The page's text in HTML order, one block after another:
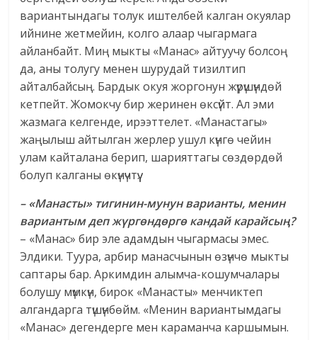
вариантындагы толук иштелбей калган окуялар
ийнине жетмейин, колго алаар чыгармага
айланбайт. Миң мыкты «Манас» айтуучу болсоң
да, аны толугу менен шурудай тизилтип
айталбайсың. Бардык окуя жоргонун жүрүшүндөй
кетпейт. Жомокчу бир жеринен өксүйт. Ал эми
жазмага келгенде, ирээттелет. «Манастагы»
жаңылыш айтылган жерлер ушул күнгө чейин
улам кайталана берип, шарияттагы сөздөрдөй
болуп калганы өкүнүчтүү.
– «Манасты» тигинин-мунун варианты, менин
вариантым деп жүргөндөргө кандай карайсың?
– «Манас» бир эле адамдын чыгармасы эмес.
Элдики. Туура, арбир манасчынын өзүнчө мыкты
саптары бар. Аркимдин алымча-кошумчалары
болушу мүмкүн, бирок «Манасты» менчиктеп
алгандарга түшүнбөйм. «Менин вариантымдагы
«Манас» дегендерге мен караманча каршымын.